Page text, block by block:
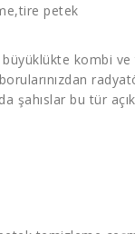
,tire petek
büyüklükte kombi
şahıslar bu tür